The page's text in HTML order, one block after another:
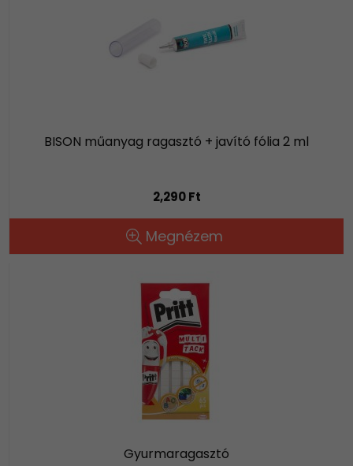
BISON műanyag ragasztó + javító fólia 2 ml
2,290 Ft
Megnézem
Gyurmaragasztó